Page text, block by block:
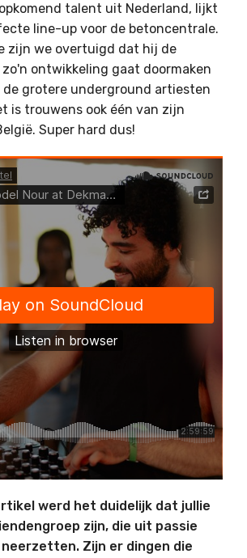
talent uit Nederland, lijkt
line-up voor de betoncentrale.
zijn we overtuigd dat hij de
ontwikkeling gaat doormaken
grotere underground artiesten
is trouwens ook één van zijn
Super hard dus!
werd het duidelijk dat jullie
zijn, die uit passie
Zijn er dingen die